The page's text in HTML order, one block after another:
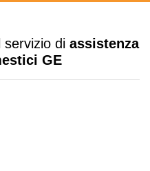
servizio di assistenza
GE